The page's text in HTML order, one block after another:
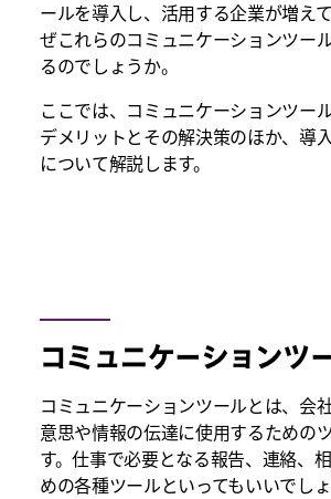
コミュニケーションツールには、さまざま
コミュニケーションツールのメリットや
決策のほか、導入のポイントについて解説
Slack チーム一同作成
2022年12月25日
ールを導入し、活用する企業が増え
ぜこれらのコミュニケーションツー
るのでしょうか。
ここでは、コミュニケーションツー
デメリットとその解決策のほか、導
について解説します。
コミュニケーションツ
コミュニケーションツールとは、会
意思や情報の伝達に使用するための
す。仕事で必要となる報告、連絡、
めの各種ツールといってもいいでし